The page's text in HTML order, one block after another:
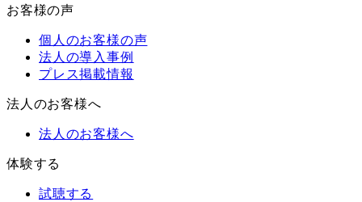
お客様の声
個人のお客様の声
法人の導入事例
プレス掲載情報
法人のお客様へ
法人のお客様へ
体験する
試聴する